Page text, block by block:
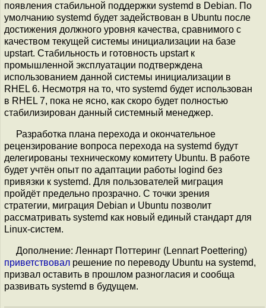
появления стабильной поддержки systemd в Debian. По
умолчанию systemd будет задействован в Ubuntu после
достижения должного уровня качества, сравнимого с
качеством текущей системы инициализации на базе
upstart. Стабильность и готовность upstart к
промышленной эксплуатации подтверждена
использованием данной системы инициализации в
RHEL 6. Несмотря на то, что systemd будет использован
в RHEL 7, пока не ясно, как скоро будет полностью
стабилизирован данный системный менеджер.
Разработка плана перехода и окончательное
рецензирование вопроса перехода на systemd будут
делегированы техническому комитету Ubuntu. В работе
будет учтён опыт по адаптации работы logind без
привязки к systemd. Для пользователей миграция
пройдёт предельно прозрачно. С точки зрения
стратегии, миграция Debian и Ubuntu позволит
рассматривать systemd как новый единый стандарт для
Linux-систем.
Дополнение: Леннарт Поттеринг (Lennart Poettering)
приветствовал решение по переводу Ubuntu на systemd,
призвал оставить в прошлом разногласия и сообща
развивать systemd в будущем.